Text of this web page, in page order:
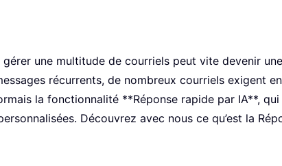
gérer une multitude de courriels peut vite devenir
récurrents, de nombreux courriels exigent
la fonctionnalité **Réponse rapide par IA**,
Découvrez avec nous ce qu’est la